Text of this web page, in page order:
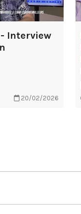
- Interview
20/02/2026